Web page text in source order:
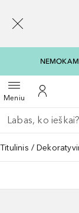
MeniuAtidaryti meniu
Į mano
Grįžk atgal
Vykdykite paiešką
Titulinis